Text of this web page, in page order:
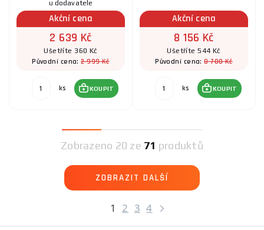
u dodavatele
Akční cena
2 639 Kč
Ušetříte 360 Kč
Původní cena:2 999 Kč
ks KOUPIT
Akční cena
8 156 Kč
Ušetříte 544 Kč
Původní cena:8 700 Kč
ks KOUPIT
1 2 3 4
Zobrazeno 20 ze 71 produktů
ZOBRAZIT DALŠÍ